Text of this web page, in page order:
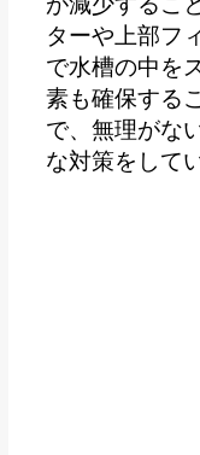
ターや上部フ
で水槽の中を
素も確保する
で、無理がな
な対策をして